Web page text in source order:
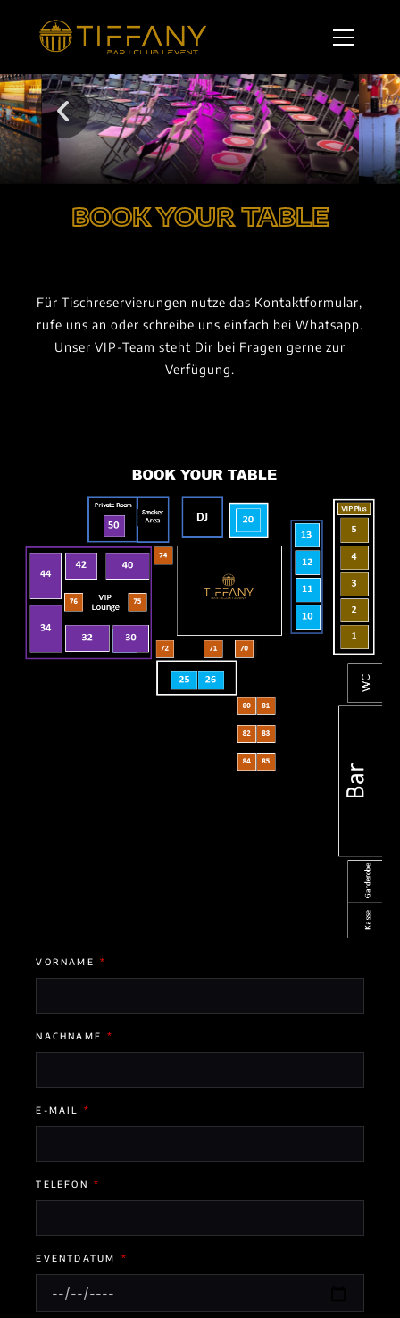
BOOK YOUR TABLE
Für Tischreservierungen nutze das Kontaktformular,
rufe uns an oder schreibe uns einfach bei Whatsapp.
Unser VIP-Team steht Dir bei Fragen gerne zur
Verfügung.
VORNAME
NACHNAME
E-MAIL
TELEFON
EVENTDATUM